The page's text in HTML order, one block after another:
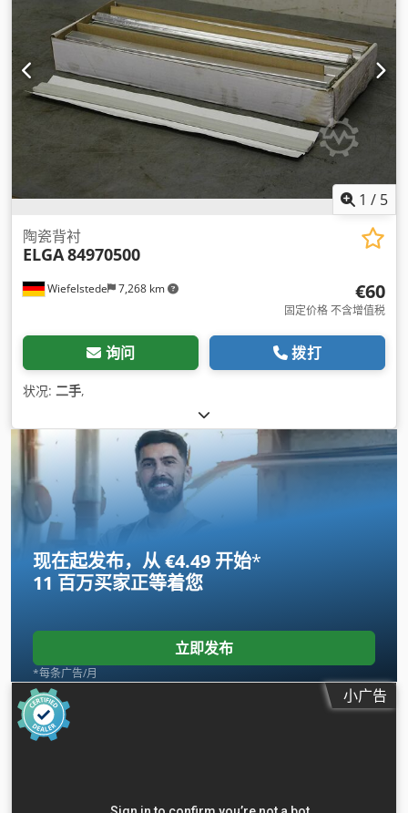
1 / 5
Wiefelstede 7,268 km
陶瓷背衬
ELGA84970500
€60
固定价格 不含增值税
询问 拨打
状况: 二手,
现在起发布，从 €4.49 开始*
11 百万买家正等着您
立即发布
*每条广告/月
小广告